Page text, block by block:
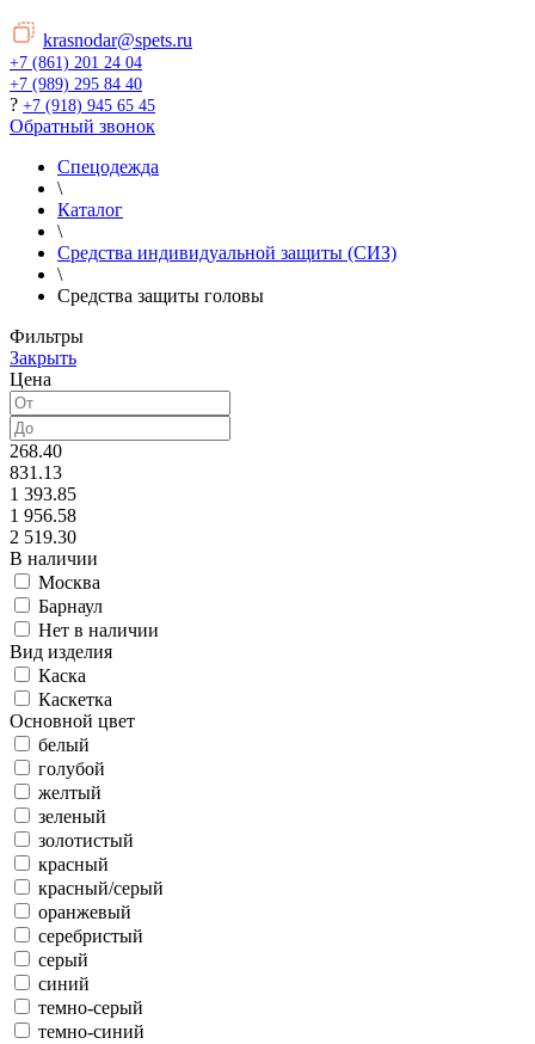
krasnodar@spets.ru
+7 (861) 201 24 04
+7 (989) 295 84 40
? +7 (918) 945 65 45
Обратный звонок
Спецодежда
\
Каталог
\
Средства индивидуальной защиты (СИЗ)
\
Средства защиты головы
Фильтры
Закрыть
Цена
268.40
831.13
1 393.85
1 956.58
2 519.30
В наличии
Москва
Барнаул
Нет в наличии
Вид изделия
Каска
Каскетка
Основной цвет
белый
голубой
желтый
зеленый
золотистый
красный
красный/серый
оранжевый
серебристый
серый
синий
темно-серый
темно-синий